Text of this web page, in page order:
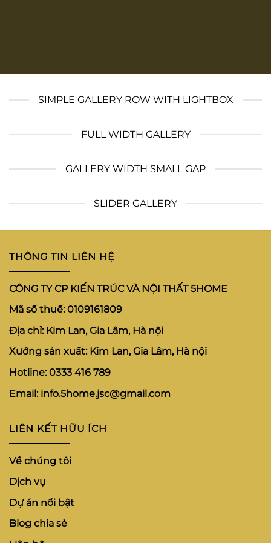
SIMPLE GALLERY ROW WITH LIGHTBOX
FULL WIDTH GALLERY
GALLERY WIDTH SMALL GAP
SLIDER GALLERY
THÔNG TIN LIÊN HỆ
CÔNG TY CP KIẾN TRÚC VÀ NỘI THẤT 5HOME
Mã số thuế: 0109161809
Địa chỉ: Kim Lan, Gia Lâm, Hà nội
Xưởng sản xuất: Kim Lan, Gia Lâm, Hà nội
Hotline: 0333 416 789
Email: info.5home.jsc@gmail.com
LIÊN KẾT HỮU ÍCH
Về chúng tôi
Dịch vụ
Dự án nổi bật
Blog chia sẻ